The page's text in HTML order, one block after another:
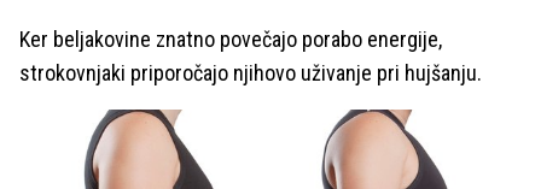
Ker beljakovine znatno povečajo porabo energije,
strokovnjaki priporočajo njihovo uživanje pri hujšanju.